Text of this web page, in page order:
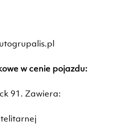
w cenie pojazdu:
91. Zawiera: